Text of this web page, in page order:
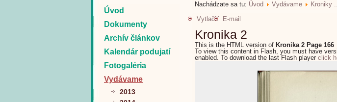
Úvod
Dokumenty
Archív článkov
Kalendár podujatí
Fotogaléria
Vydávame
2013
Nachádzate sa tu: Úvod Vydávame Kroniky
Vytlačiť
E-mail
Kronika 2
This is the HTML version of Kronika 2 Page 166
To view this content in Flash, you must have
enabled. To download the last Flash player click